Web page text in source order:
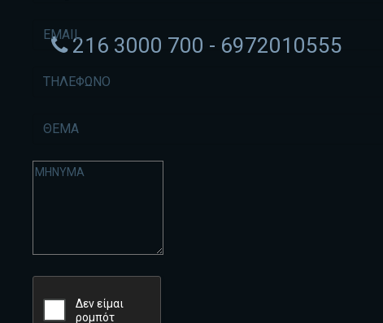
216 3000 700 - 6972010555